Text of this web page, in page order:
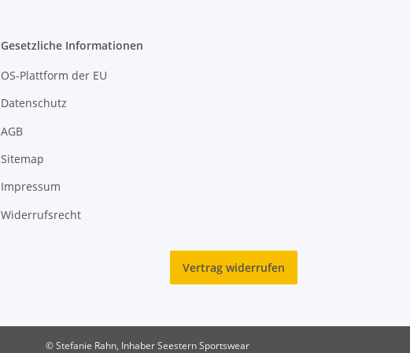
Gesetzliche Informationen
OS-Plattform der EU
Datenschutz
AGB
Sitemap
Impressum
Widerrufsrecht
Vertrag widerrufen
© Stefanie Rahn, Inhaber Seestern Sportswear